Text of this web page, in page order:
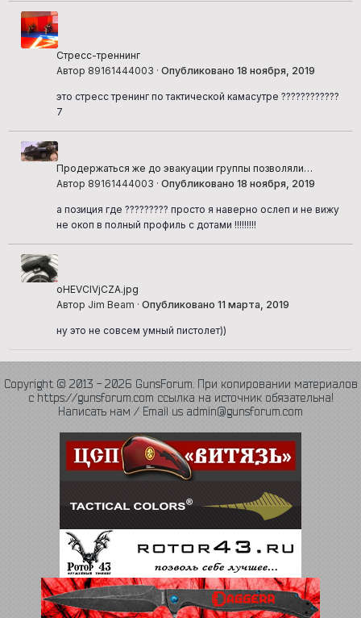
Стресс-треннинг
Автор 89161444003 · Опубликовано 18 ноября, 2019
это стресс тренинг по тактической камасутре ????????????
7
Продержаться же до эвакуации группы позволяли
грамотно выбранные огневые позиции
Автор 89161444003 · Опубликовано 18 ноября, 2019
а позиция где ????????? просто я наверно ослеп и не вижу
не окоп в полный профиль с дотами !!!!!!!!!
oHEVCIVjCZA.jpg
Автор Jim Beam · Опубликовано 11 марта, 2019
ну это не совсем умный пистолет))
Copyright © 2013 - 2026 GunsForum. При копировании материалов
с https://gunsforum.com ссылка на источник обязательна!
Написать нам / Email us admin@gunsforum.com